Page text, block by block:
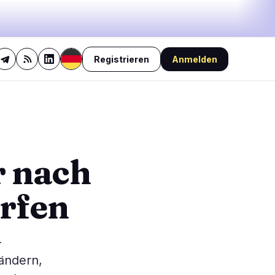
Registrieren Anmelden
0
0
0
TKNZ verteidigt Memecoin-
Engagement in aktivem
Krypto-ETF
XRP-ETF-Zuflüsse brechen
um 79 % ein, CLARITY Act
nach